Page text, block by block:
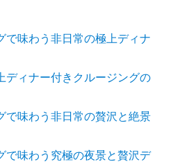
で味わう非日常の極上ディナ
ディナー付きクルージングの
で味わう非日常の贅沢と絶景
で味わう究極の夜景と贅沢デ